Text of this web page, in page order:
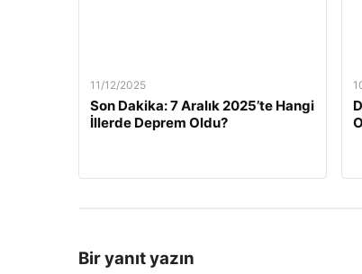
11/12/2025
Son Dakika: 7 Aralık 2025’te Hangi
İllerde Deprem Oldu?
Bir yanıt yazın